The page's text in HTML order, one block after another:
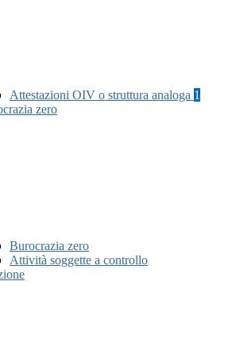
Attestazioni OIV o struttura analoga 1
zero
Burocrazia zero
Attività soggette a controllo